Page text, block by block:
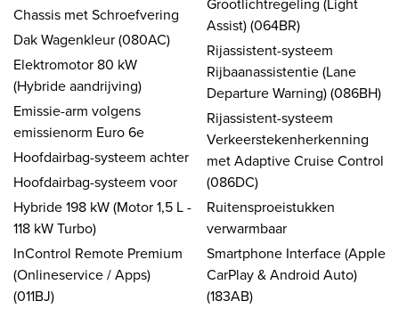
Chassis met Schroefvering
Dak Wagenkleur (080AC)
Elektromotor 80 kW
(Hybride aandrijving)
Emissie-arm volgens
emissienorm Euro 6e
Hoofdairbag-systeem achter
Hoofdairbag-systeem voor
Hybride 198 kW (Motor 1,5 L -
118 kW Turbo)
InControl Remote Premium
(Onlineservice / Apps)
(011BJ)
Assist) (064BR)
Rijassistent-systeem
Rijbaanassistentie (Lane
Departure Warning) (086BH)
Rijassistent-systeem
Verkeerstekenherkenning
met Adaptive Cruise Control
(086DC)
Ruitensproeistukken
verwarmbaar
Smartphone Interface (Apple
CarPlay & Android Auto)
(183AB)